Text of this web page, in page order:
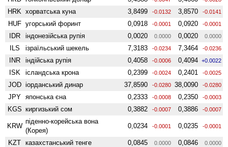
HRK хорватська куна 3,8499 -0.0132 3,8570 -0.0141
HUF угорський форинт 0,0918 -0.0001 0,0920 -0.0001
IDR індонезійська рупія 0,0020 0.0000 0,0020 0.0000
ILS ізраїльський шекель 7,3183 -0.0234 7,3464 -0.0236
INR індійська рупія 0,4058 -0.0006 0,4094 +0.0022
ISK ісландська крона 0,2399 -0.0024 0,2401 -0.0025
JOD іорданський динар 37,8590 -0.0280 38,0090 -0.0280
JPY японська єна 0,2333 -0.0008 0,2350 -0.0003
KGS киргизький сом 0,3882 -0.0007 0,3886 -0.0007
KRW
піденно-корейська вона
(Корея)
0,0234 -0.0001 0,0235 -0.0001
KZT казахстанський тенге 0,0845 0.0000 0,0846 0.0000